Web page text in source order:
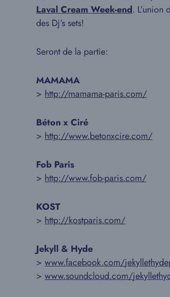
Laval Cream Week-end.
des Dj’s sets!
Seront de la partie:
MAMAMA
> http://mamama-paris.com/
Béton x Ciré
> http://www.betonxcire.com/
Fob Paris
> http://www.fob-paris.com/
KOST
> http://kostparis.com/
Jekyll & Hyde
> www.facebook.com/
> www.soundcloud.com/